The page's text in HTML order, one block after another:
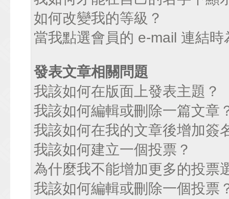
如何改變我的等級？
當我點選會員的 e-mail 連結
發表文章相關問題
我該如何在版面上發表主題？
我該如何編輯或刪除一篇文章
我該如何在我的文章後增加簽
我該如何建立一個投票？
為什麼我不能增加更多的投票
我該如何編輯或刪除一個投票